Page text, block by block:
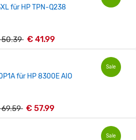
für HP TPN-Q238
€ 41.99
Sale
für HP 8300E AIO
€ 57.99
Sale